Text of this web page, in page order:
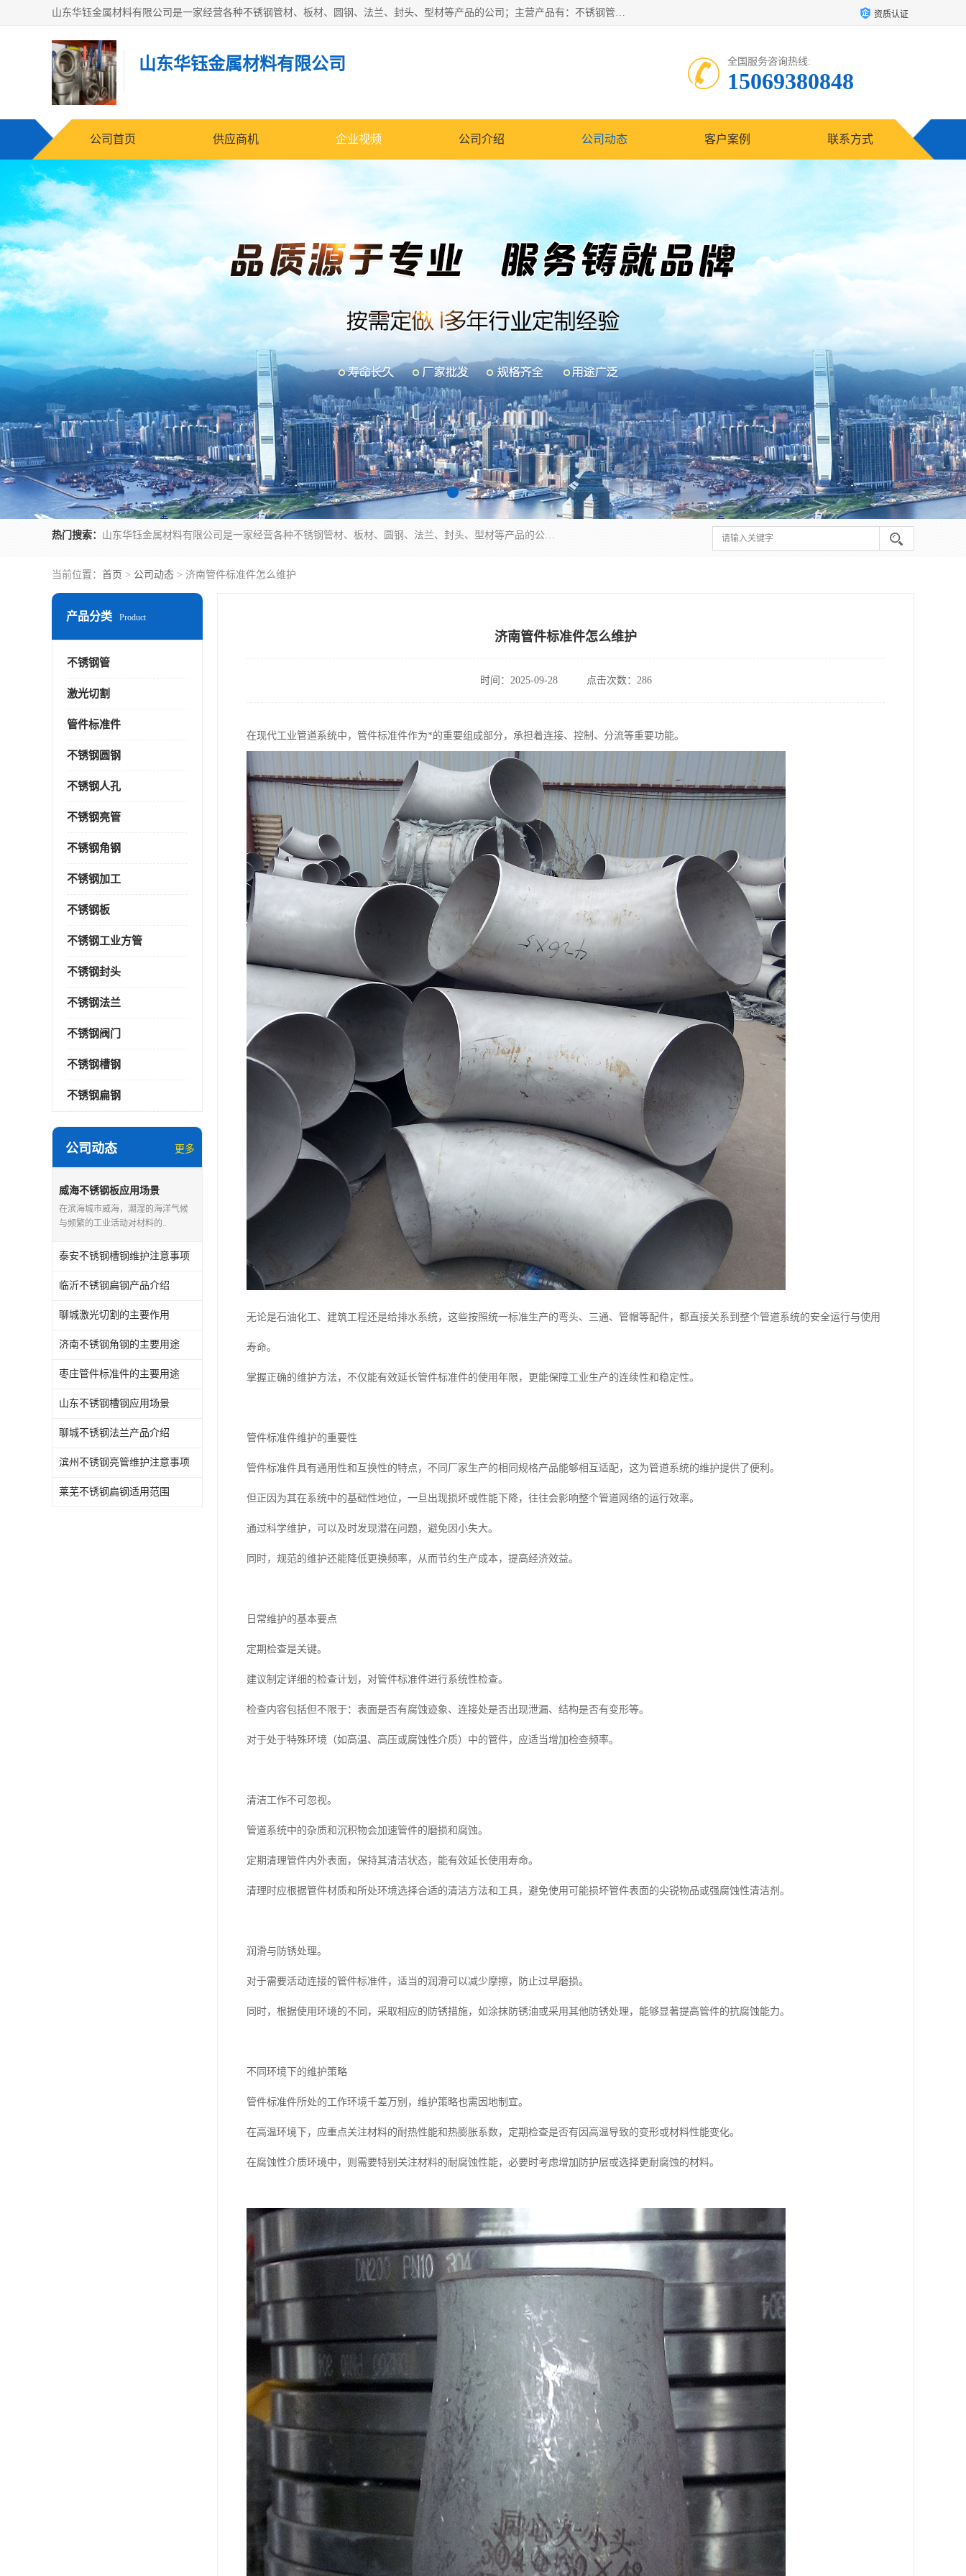
山东华钰金属材料有限公司是一家经营各种不锈钢管材、板材、圆钢、法兰、封头、型材等产品的公司；主营产品有：不锈钢管，激光切割，管件标准件，不锈钢圆钢，不锈钢人孔，不锈钢亮管，不锈钢角钢，不锈钢加工，不锈钢管子，不锈钢工业方管，不锈钢封头，不锈钢法兰，不锈钢阀门，不锈钢槽钢，不锈钢扁钢，不锈钢板等；可为客户制作各种规格的型材及不锈钢配件、非标准件及各种容器具等，能满足客户的不同采购要求。 资质认证
山东华钰金属材料有限公司 全国服务咨询热线:
15069380848
公司首页 供应商机 企业视频 公司介绍 公司动态 客户案例 联系方式
热门搜索： 山东华钰金属材料有限公司是一家经营各种不锈钢管材、板材、圆钢、法兰、封头、型材等产品的公司；主营产品有：不锈钢管，激光切割，管件标准件，不锈钢圆钢，不锈钢人孔，不锈钢亮管，不锈钢角钢，不锈钢加工，不锈钢管子，不锈钢工业方管，不锈钢封头，不锈钢法兰，不锈钢阀门，不锈钢槽钢，不锈钢扁钢，不锈钢板等；可为客户制作各种规格的型材及不锈钢配件、非标准件及各种容器具等，能满足客户的不同采购要求。
当前位置： 首页 > 公司动态 > 济南管件标准件怎么维护
产品分类 Product
不锈钢管
激光切割
管件标准件
不锈钢圆钢
不锈钢人孔
不锈钢亮管
不锈钢角钢
不锈钢加工
不锈钢板
不锈钢工业方管
不锈钢封头
不锈钢法兰
不锈钢阀门
不锈钢槽钢
不锈钢扁钢
公司动态 更多
威海不锈钢板应用场景
在滨海城市威海，潮湿的海洋气候
与频繁的工业活动对材料的..
泰安不锈钢槽钢维护注意事项
临沂不锈钢扁钢产品介绍
聊城激光切割的主要作用
济南不锈钢角钢的主要用途
枣庄管件标准件的主要用途
山东不锈钢槽钢应用场景
聊城不锈钢法兰产品介绍
滨州不锈钢亮管维护注意事项
莱芜不锈钢扁钢适用范围
济南管件标准件怎么维护
时间：2025-09-28 点击次数：286
在现代工业管道系统中，管件标准件作为*的重要组成部分，承担着连接、控制、分流等重要功能。
无论是石油化工、建筑工程还是给排水系统，这些按照统一标准生产的弯头、三通、管帽等配件，都直接关系到整个管道系统的安全运行与使用
寿命。
掌握正确的维护方法，不仅能有效延长管件标准件的使用年限，更能保障工业生产的连续性和稳定性。
管件标准件维护的重要性
管件标准件具有通用性和互换性的特点，不同厂家生产的相同规格产品能够相互适配，这为管道系统的维护提供了便利。
但正因为其在系统中的基础性地位，一旦出现损坏或性能下降，往往会影响整个管道网络的运行效率。
通过科学维护，可以及时发现潜在问题，避免因小失大。
同时，规范的维护还能降低更换频率，从而节约生产成本，提高经济效益。
日常维护的基本要点
定期检查是关键。
建议制定详细的检查计划，对管件标准件进行系统性检查。
检查内容包括但不限于：表面是否有腐蚀迹象、连接处是否出现泄漏、结构是否有变形等。
对于处于特殊环境（如高温、高压或腐蚀性介质）中的管件，应适当增加检查频率。
清洁工作不可忽视。
管道系统中的杂质和沉积物会加速管件的磨损和腐蚀。
定期清理管件内外表面，保持其清洁状态，能有效延长使用寿命。
清理时应根据管件材质和所处环境选择合适的清洁方法和工具，避免使用可能损坏管件表面的尖锐物品或强腐蚀性清洁剂。
润滑与防锈处理。
对于需要活动连接的管件标准件，适当的润滑可以减少摩擦，防止过早磨损。
同时，根据使用环境的不同，采取相应的防锈措施，如涂抹防锈油或采用其他防锈处理，能够显著提高管件的抗腐蚀能力。
不同环境下的维护策略
管件标准件所处的工作环境千差万别，维护策略也需因地制宜。
在高温环境下，应重点关注材料的耐热性能和热膨胀系数，定期检查是否有因高温导致的变形或材料性能变化。
在腐蚀性介质环境中，则需要特别关注材料的耐腐蚀性能，必要时考虑增加防护层或选择更耐腐蚀的材料。